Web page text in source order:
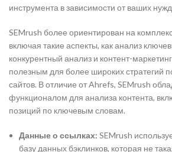
инструмента в зависимости от ваших
SEMrush более ориентирован на
включая такие аспекты, как анализ
конкурентный анализ и контент-
полезным для более широких стратегий
сайтов. В отличие от Ahrefs, SEMrush
функционалом для анализа контента,
позиций по ключевым словам.
Данные о ссылках: SEMrush
базу данных бэклинков, которая не